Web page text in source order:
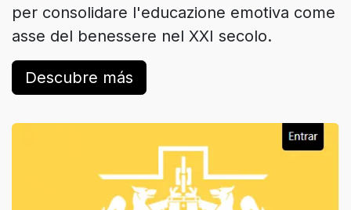
per consolidare l'educazione emotiva come
asse del benessere nel XXI secolo.
Descubre más